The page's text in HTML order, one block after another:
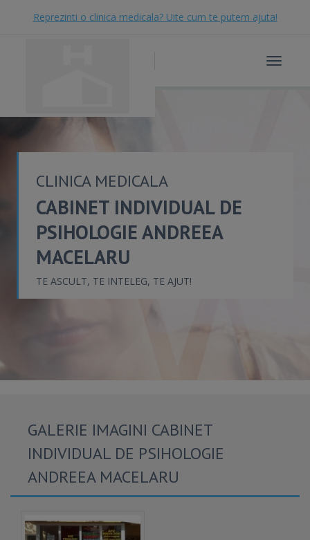
Reprezinti o clinica medicala? Uite cum te putem ajuta!
Toggle
CLINICA MEDICALA
CABINET INDIVIDUAL DE
PSIHOLOGIE ANDREEA
MACELARU
TE ASCULT, TE INTELEG, TE AJUT!
GALERIE IMAGINI CABINET
INDIVIDUAL DE PSIHOLOGIE
ANDREEA MACELARU